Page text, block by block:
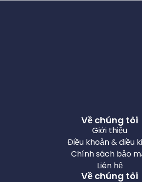
Về chúng tôi
Giới thiệu
Điều khoản & điều
Chính sách bảo
Liên hệ
Về chúng tôi